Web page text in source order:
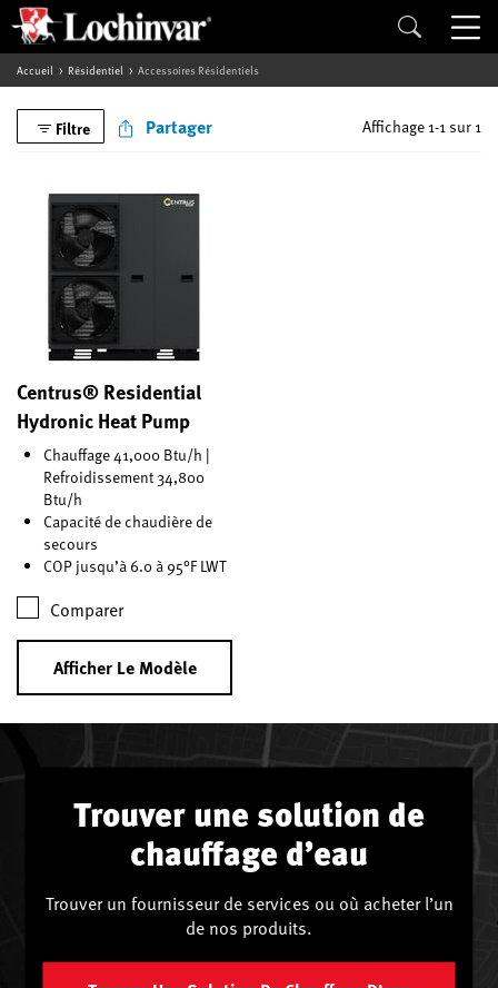
Accueil Résidentiel Accessoires Résidentiels
Affichage 1-1 sur 1
Filtre Partager
Centrus® Residential
Hydronic Heat Pump
Chauffage 41,000 Btu/h |
Refroidissement 34,800
Btu/h
Capacité de chaudière de
secours
COP jusqu’à 6.0 à 95°F LWT
Comparer
Afficher Le Modèle
Trouver une solution de
chauffage d’eau
Trouver un fournisseur de services ou où acheter l’un
de nos produits.